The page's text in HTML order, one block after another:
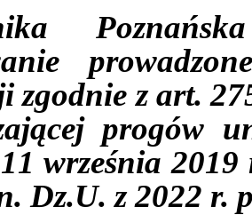
zgodnie z art.
progów
września
Dz.U. z 2022 r.